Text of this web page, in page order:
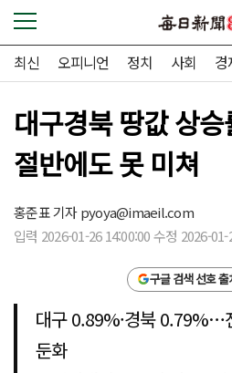
최신 오피니언 정치 사회 경
대구경북 땅값 상
절반에도 못 미쳐
홍준표 기자pyoya@imaeil.com
입력 2026-01-26 14:00:00 수정 2026-
구글 검색 선호 출
대구 0.89%·경북 0.79%…
둔화